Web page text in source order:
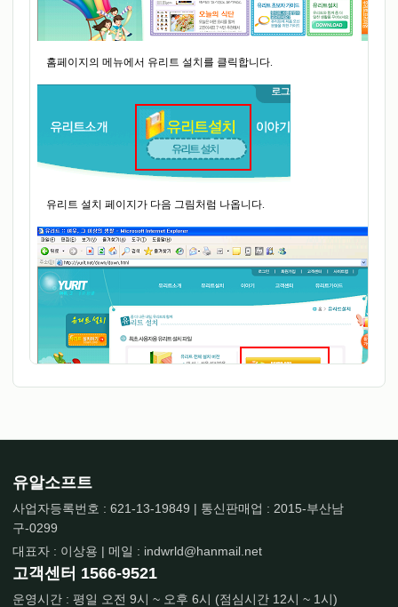
유알소프트
사업자등록번호 : 621-13-19849 | 통신판매업 : 2015-부산남
구-0299
대표자 : 이상용 | 메일 : indwrld@hanmail.net
고객센터 1566-9521
운영시간 : 평일 오전 9시 ~ 오후 6시 (점심시간 12시 ~ 1시)